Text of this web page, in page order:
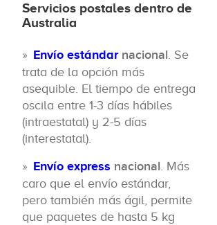
Servicios postales dentro de
Australia
Envío estándarnacional. Se
trata de la opción más
asequible. El tiempo de entrega
oscila entre 1-3 días hábiles
(intraestatal) y 2-5 días
(interestatal).
Envío express nacional. Más
caro que el envío estándar,
pero también más ágil, permite
que paquetes de hasta 5 kg